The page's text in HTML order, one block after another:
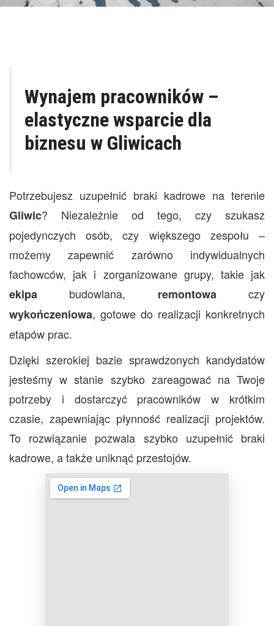
Wynajem pracowników –
elastyczne wsparcie dla
biznesu w Gliwicach
Potrzebujesz uzupełnić braki kadrowe na terenie
Gliwic? Niezależnie od tego, czy szukasz
pojedynczych osób, czy większego zespołu –
możemy zapewnić zarówno indywidualnych
fachowców, jak i zorganizowane grupy, takie jak
ekipa budowlana, remontowa czy
wykończeniowa, gotowe do realizacji konkretnych
etapów prac.
Dzięki szerokiej bazie sprawdzonych kandydatów
jesteśmy w stanie szybko zareagować na Twoje
potrzeby i dostarczyć pracowników w krótkim
czasie, zapewniając płynność realizacji projektów.
To rozwiązanie pozwala szybko uzupełnić braki
kadrowe, a także uniknąć przestojów.